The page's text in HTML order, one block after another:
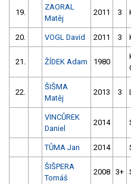
19.
ZAORAL
Matěj
2011 3
20. VOGL David 2011 3
21. ŽÍDEK Adam 1980
22.
ŠIŠMA
Matěj
2013 3
VINCŮREK
Daniel
2014
TŮMA Jan 2014
ŠIŠPERA
Tomáš
2008 3+